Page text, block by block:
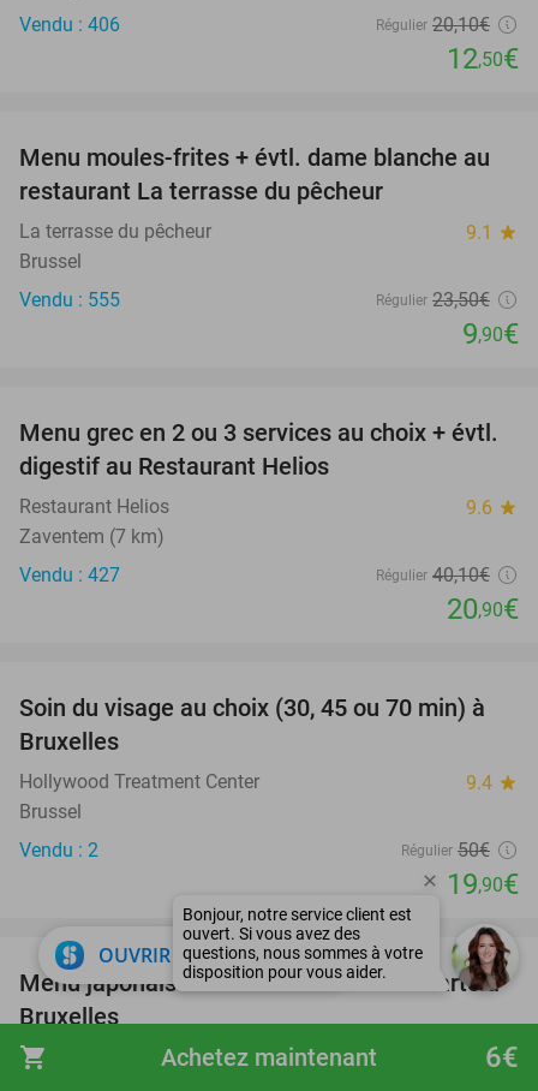
shopping_cart 6€
Achetez maintenant
Vendu : 406
Régulier 20,10€
12,50€
58%
Menu moules-frites + évtl. dame blanche au
restaurant La terrasse du pêcheur
La terrasse du pêcheur 9.1 star
Brussel
Vendu : 555
Régulier 23,50€
9,90€
48%
Menu grec en 2 ou 3 services au choix + évtl.
digestif au Restaurant Helios
Restaurant Helios 9.6 star
Zaventem (7 km)
Vendu : 427
Régulier 40,10€
20,90€
60%
Soin du visage au choix (30, 45 ou 70 min) à
Bruxelles
Hollywood Treatment Center 9.4 star
Brussel
Vendu : 2
Régulier 50€
19,90€
36%
favorite_border
Menu japonais en 3 ou 4 services à la carte à
Bruxelles
Aniki Sushi 9.3star
OUVRIR DANS L'APPLI close